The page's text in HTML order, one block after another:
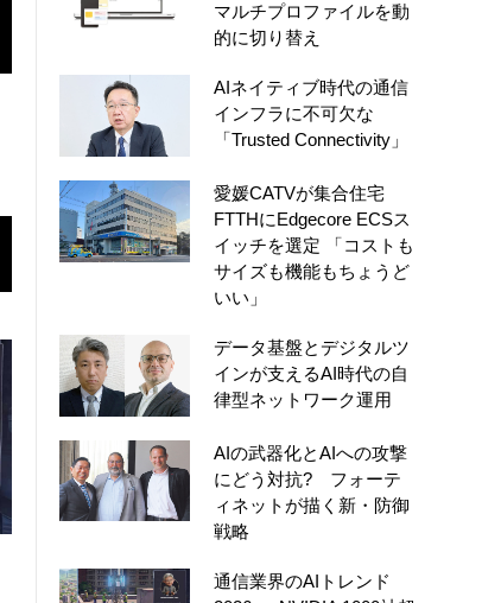
マルチプロファイルを動
的に切り替え
AIネイティブ時代の通信
インフラに不可欠な
「Trusted Connectivity」
愛媛CATVが集合住宅
FTTHにEdgecore ECSス
イッチを選定 「コストも
サイズも機能もちょうど
いい」
データ基盤とデジタルツ
インが支えるAI時代の自
律型ネットワーク運用
AIの武器化とAIへの攻撃
にどう対抗? フォーテ
ィネットが描く新・防御
戦略
通信業界のAIトレンド